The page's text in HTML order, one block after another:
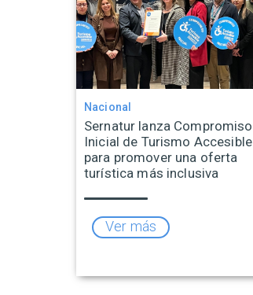
Nacional
Sernatur lanza Compromiso
Inicial de Turismo Accesible
para promover una oferta
turística más inclusiva
Ver más